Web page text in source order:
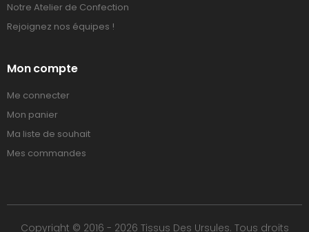
Notre Atelier de Confection
Rejoignez nos équipes !
Mon compte
Me connecter
Mon panier
Ma liste de souhait
Mes commandes
Copyright © 2016 - 2026 Tissus Des Ursules. Tous droits